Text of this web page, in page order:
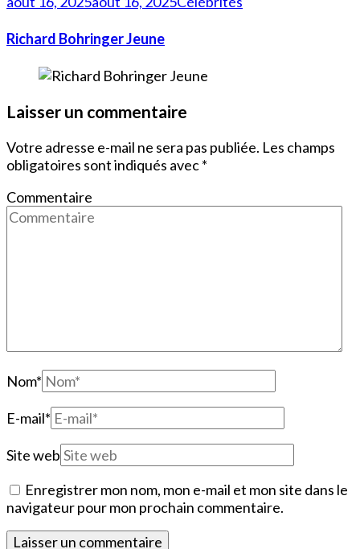
Richard Bohringer Jeune
Laisser un commentaire
Votre adresse e-mail ne sera pas publiée. Les champs
obligatoires sont indiqués avec*
Commentaire
Nom*
E-mail*
Site web
Enregistrer mon nom, mon e-mail et mon site dans le
navigateur pour mon prochain commentaire.